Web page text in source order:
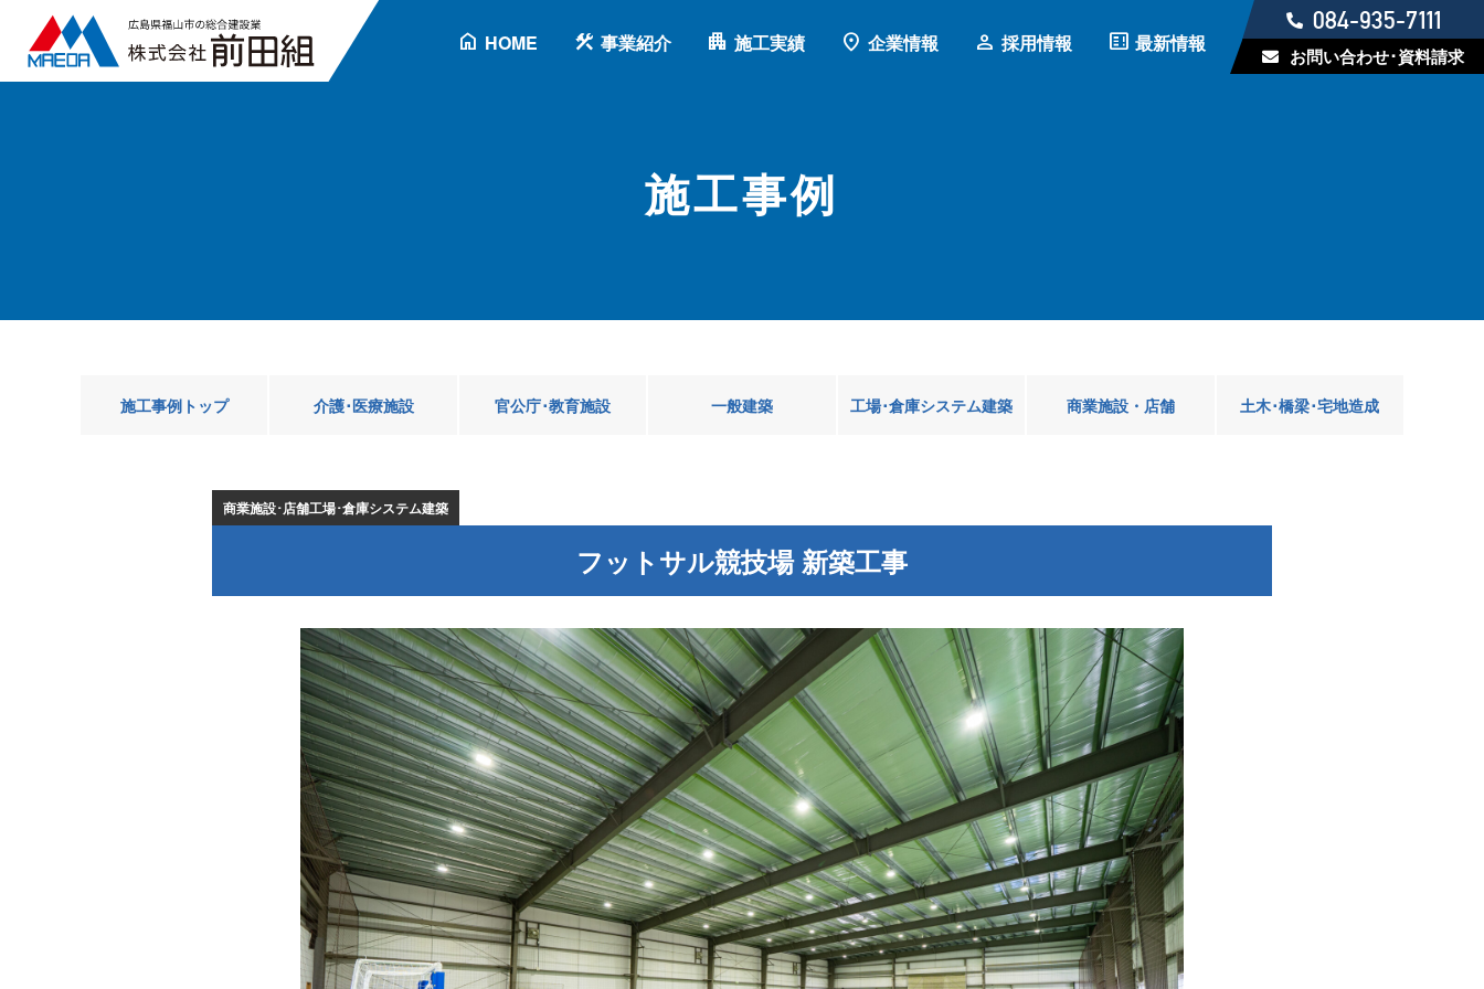
home HOME construction 事業紹介 apartment 施工実績 location_on 企業情報 person 採用情報 breaking_news_alt_1 最新情報
084-935-7111
お問い合わせ･資料請求
施工事例
施工事例トップ 介護･医療施設 官公庁･教育施設 一般建築 工場･倉庫システム建築 商業施設・店舗 土木･橋梁･宅地造成
商業施設･店舗工場･倉庫システム建築
フットサル競技場 新築工事